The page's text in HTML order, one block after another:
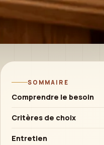
SOMMAIRE
Comprendre le besoin
Critères de choix
Entretien